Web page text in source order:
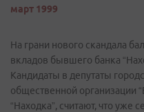
март 1999
На грани нового скандала
вкладов бывшего банка
Кандидаты в депутаты
общественной организации
“Находка”, считают, что уже